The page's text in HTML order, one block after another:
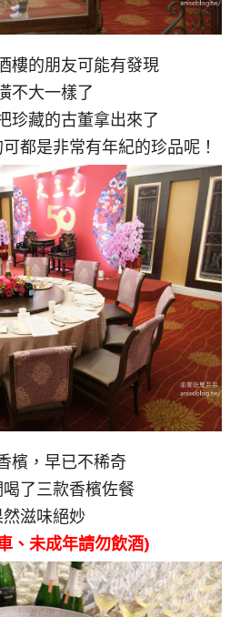
樓的朋友可能有發現
不大一樣了
珍藏的古董拿出來了
都是非常有年紀的珍品呢！
檳，早已不稀奇
了三款香檳佐餐
然滋味絕妙
、未成年請勿飲酒)